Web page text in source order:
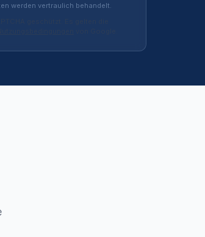
werden vertraulich behandelt.